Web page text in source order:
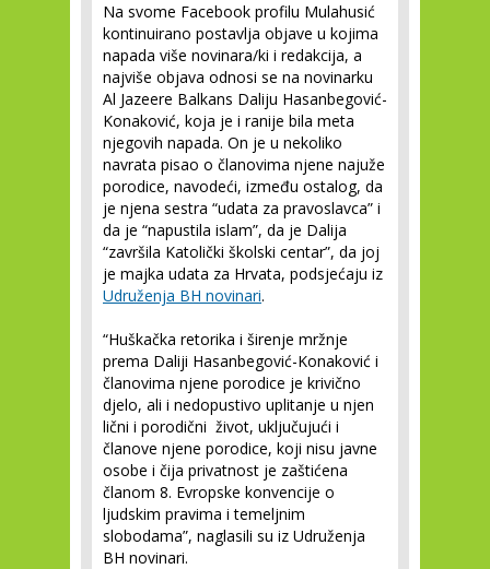
Na svome Facebook profilu Mulahusić
kontinuirano postavlja objave u kojima
napada više novinara/ki i redakcija, a
najviše objava odnosi se na novinarku
Al Jazeere Balkans Daliju Hasanbegović-
Konaković, koja je i ranije bila meta
njegovih napada. On je u nekoliko
navrata pisao o članovima njene najuže
porodice, navodeći, između ostalog, da
je njena sestra “udata za pravoslavca” i
da je “napustila islam”, da je Dalija
“završila Katolički školski centar”, da joj
je majka udata za Hrvata, podsjećaju iz
Udruženja BH novinari.
“Huškačka retorika i širenje mržnje
prema Daliji Hasanbegović-Konaković i
članovima njene porodice je krivično
djelo, ali i nedopustivo uplitanje u njen
lični i porodični život, uključujući i
članove njene porodice, koji nisu javne
osobe i čija privatnost je zaštićena
članom 8. Evropske konvencije o
ljudskim pravima i temeljnim
slobodama”, naglasili su iz Udruženja
BH novinari.